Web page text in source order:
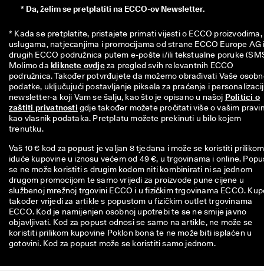
* Da, želim se pretplatiti na ECCO-ov Newsletter.
* Kada se pretplatite, pristajete primati vijesti o ECCO proizvodima,
uslugama, natjecanjima i promocijama od strane ECCO Europe AG
drugih ECCO podružnica putem e-pošte i/ili tekstualne poruke
Molimo da kliknete ovdje za pregled svih relevantnih ECCO
podružnica. Također potvrđujete da možemo obrađivati Vaše
podatke, uključujući postavljanje piksela za praćenje i
newsletter-a koji Vam se šalju, kao što je opisano u našoj Politici o
zaštiti privatnosti gdje također možete pročitati više o vašim
kao vlasnik podataka. Pretplatu možete prekinuti u bilo kojem
trenutku.
Vaš 10 € kod za popust je valjan 8 tjedana i može se koristiti prilikom
iduće kupovine u iznosu većem od 49 €, u trgovinama i online.
se ne može koristiti s drugim kodom niti kombinirati ni sa jednom
drugom promocijom te samo vrijedi za proizvode pune cijene u
službenoj mrežnoj trgovini ECCO i u fizičkim trgovinama ECCO.
također vrijedi za artikle s popustom u fizičkim outlet trgovinama
ECCO. Kod je namijenjen osobnoj upotrebi te se ne smije javno
objavljivati. Kod za popust odnosi se samo na artikle, ne može se
koristiti prilikom kupovine Poklon bona te ne može biti isplaćen u
gotovini. Kod za popust može se koristiti samo jednom.